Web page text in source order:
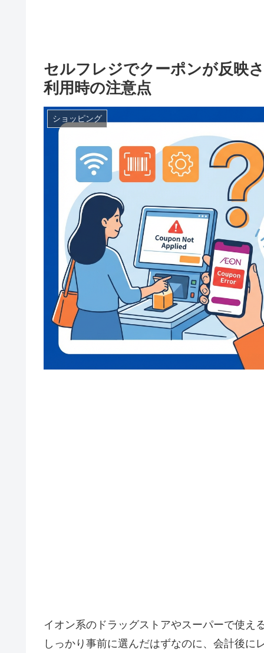
セルフレジでクーポンが反映
利用時の注意点
ショッピング
イオン系のドラッグストアやスーパーで使え
しっかり事前に選んだはずなのに、会計後